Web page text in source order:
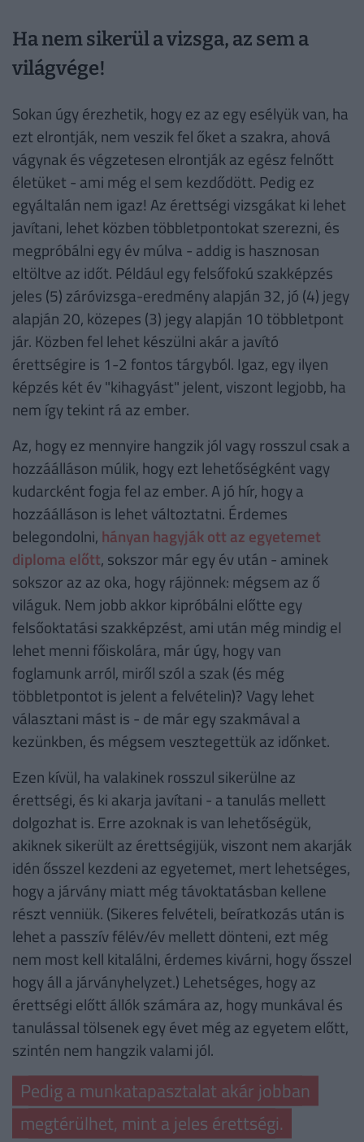
Ha nem sikerül a vizsga, az sem a
világvége!
Sokan úgy érezhetik, hogy ez az egy esélyük van, ha
ezt elrontják, nem veszik fel őket a szakra, ahová
vágynak és végzetesen elrontják az egész felnőtt
életüket - ami még el sem kezdődött. Pedig ez
egyáltalán nem igaz! Az érettségi vizsgákat ki lehet
javítani, lehet közben többletpontokat szerezni, és
megpróbálni egy év múlva - addig is hasznosan
eltöltve az időt. Például egy felsőfokú szakképzés
jeles (5) záróvizsga-eredmény alapján 32, jó (4) jegy
alapján 20, közepes (3) jegy alapján 10 többletpont
jár. Közben fel lehet készülni akár a javító
érettségire is 1-2 fontos tárgyból. Igaz, egy ilyen
képzés két év "kihagyást" jelent, viszont legjobb, ha
nem így tekint rá az ember.
Az, hogy ez mennyire hangzik jól vagy rosszul csak a
hozzáálláson múlik, hogy ezt lehetőségként vagy
kudarcként fogja fel az ember. A jó hír, hogy a
hozzáálláson is lehet változtatni. Érdemes
belegondolni, hányan hagyják ott az egyetemet
diploma előtt, sokszor már egy év után - aminek
sokszor az az oka, hogy rájönnek: mégsem az ő
világuk. Nem jobb akkor kipróbálni előtte egy
felsőoktatási szakképzést, ami után még mindig el
lehet menni főiskolára, már úgy, hogy van
foglamunk arról, miről szól a szak (és még
többletpontot is jelent a felvételin)? Vagy lehet
választani mást is - de már egy szakmával a
kezünkben, és mégsem vesztegettük az időnket.
Ezen kívül, ha valakinek rosszul sikerülne az
érettségi, és ki akarja javítani - a tanulás mellett
dolgozhat is. Erre azoknak is van lehetőségük,
akiknek sikerült az érettségijük, viszont nem akarják
idén ősszel kezdeni az egyetemet, mert lehetséges,
hogy a járvány miatt még távoktatásban kellene
részt venniük. (Sikeres felvételi, beíratkozás után is
lehet a passzív félév/év mellett dönteni, ezt még
nem most kell kitalálni, érdemes kivárni, hogy ősszel
hogy áll a járványhelyzet.) Lehetséges, hogy az
érettségi előtt állók számára az, hogy munkával és
tanulással tölsenek egy évet még az egyetem előtt,
szintén nem hangzik valami jól.
Pedig a munkatapasztalat akár jobban
megtérülhet, mint a jeles érettségi.